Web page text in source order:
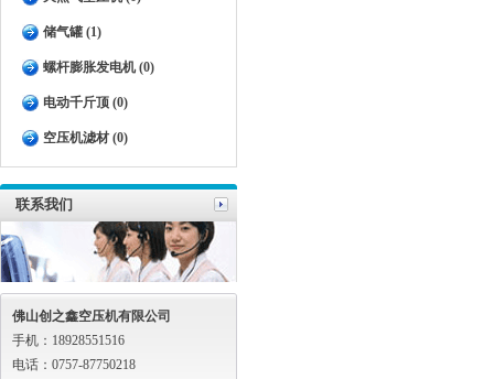
储气罐 (1)
螺杆膨胀发电机 (0)
电动千斤顶 (0)
空压机滤材 (0)
联系我们
佛山创之鑫空压机有限公司
手机：18928551516
电话：0757-87750218